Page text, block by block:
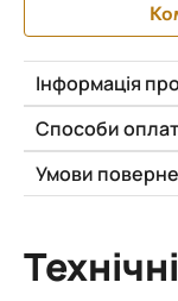
Інформація
Способи
Умови